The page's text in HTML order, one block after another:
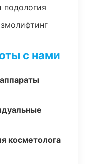
с нами
косметолога